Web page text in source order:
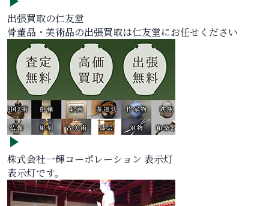
出張買取の仁友堂
骨董品・美術品の出張買取は仁友堂にお任せください
株式会社一輝コーポレーション 表示灯
表示灯です。